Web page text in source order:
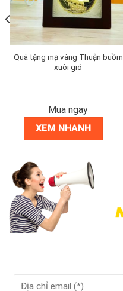
Quà tặng mạ vàng Thuận buồm
xuôi gió
Mua ngay
XEM NHANH